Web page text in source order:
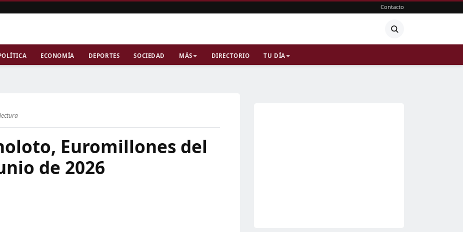
Contacto
ECONOMÍA DEPORTES SOCIEDAD MÁS DIRECTORIO TU DÍA
Euromillones del
de 2026